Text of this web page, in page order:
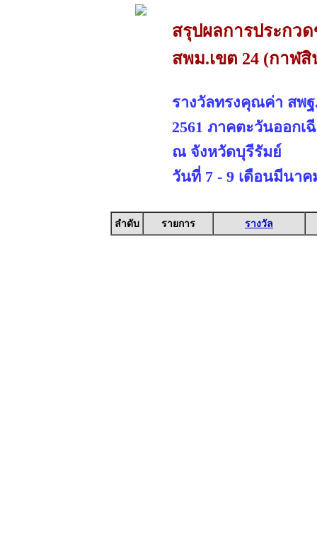
สรุปผลการประกว
สพม.เขต 24 (กาฬสิ
รางวัลทรงคุณค่า สพฐ
2561 ภาคตะวันออกเ
ณ จังหวัดบุรีรัมย์
วันที่ 7 - 9 เดือนมีนาค
ลำดับ รายการ รางวัล